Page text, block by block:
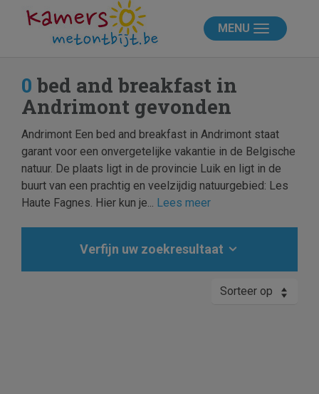
MENU
0 bed and breakfast in
Andrimont gevonden
Andrimont Een bed and breakfast in Andrimont staat
garant voor een onvergetelijke vakantie in de Belgische
natuur. De plaats ligt in de provincie Luik en ligt in de
buurt van een prachtig en veelzijdig natuurgebied: Les
Haute Fagnes. Hier kun je... Lees meer
Verfijn uw zoekresultaat
Sorteer op